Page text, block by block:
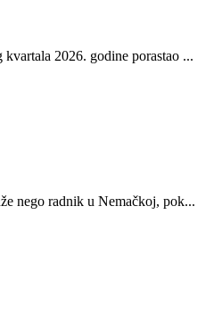
2026. godine porastao ...
nego radnik u Nemačkoj, pok...